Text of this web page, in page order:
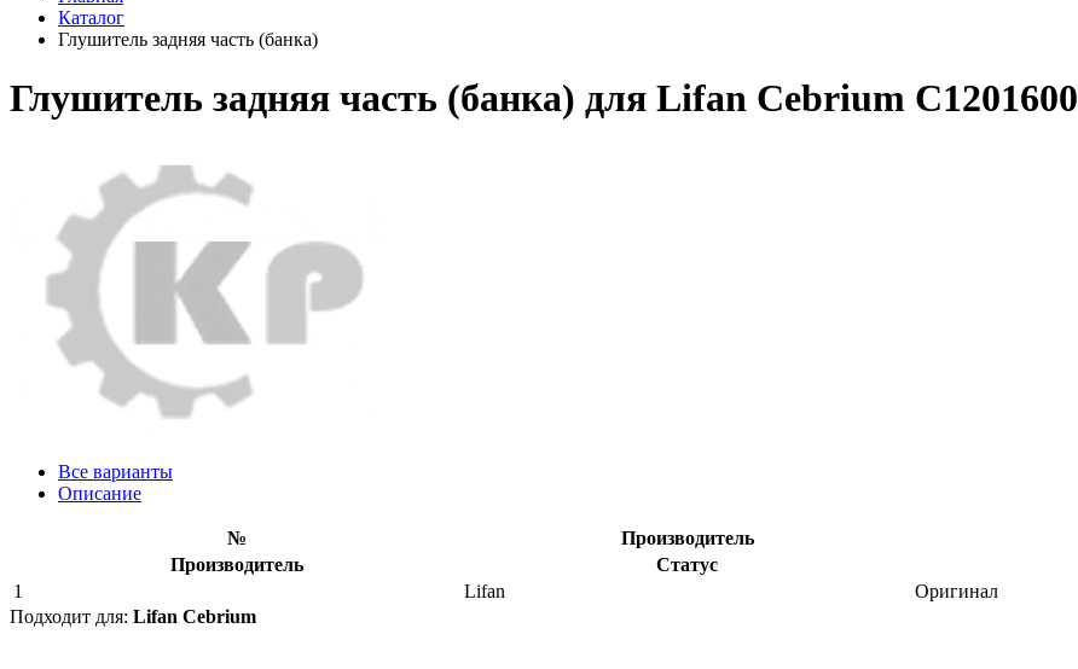
Каталог
Глушитель задняя часть (банка)
Глушитель задняя часть (банка) для Lifan Cebrium C1201600
Все варианты
Описание
№ Производитель
Производитель
Статус
1
Lifan Оригинал
Подходит для: Lifan Cebrium